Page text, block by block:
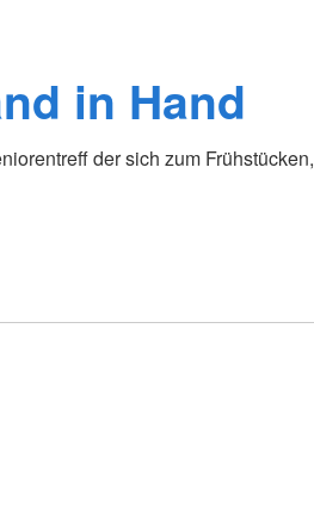
in Hand
der sich zum Frühstücken,